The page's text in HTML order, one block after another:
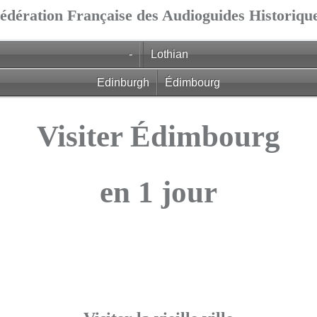
Française des Audioguides
- Lothian
Edinburgh Édimbourg
Visiter Édimbourg
en 1 jour